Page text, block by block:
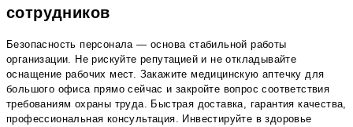
сотрудников
Безопасность персонала — основа стабильной работы
организации. Не рискуйте репутацией и не откладывайте
оснащение рабочих мест. Закажите медицинскую аптечку для
большого офиса прямо сейчас и закройте вопрос соответствия
требованиям охраны труда. Быстрая доставка, гарантия качества,
профессиональная консультация. Инвестируйте в здоровье